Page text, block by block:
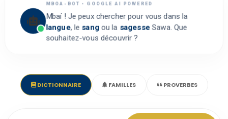
MBOA-BOT • GOOGLE AI POWERED
Mbaí ! Je peux chercher pour vous dans la
langue, le sangou la sagesseSawa. Que
souhaitez-vous découvrir ?
DICTIONNAIRE FAMILLES PROVERBES